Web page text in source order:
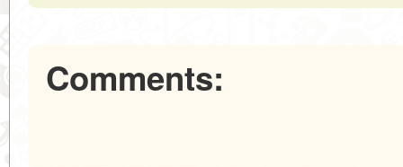
Comments: